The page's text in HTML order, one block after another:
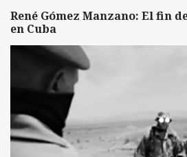
René Gómez Manzano: El fin
en Cuba